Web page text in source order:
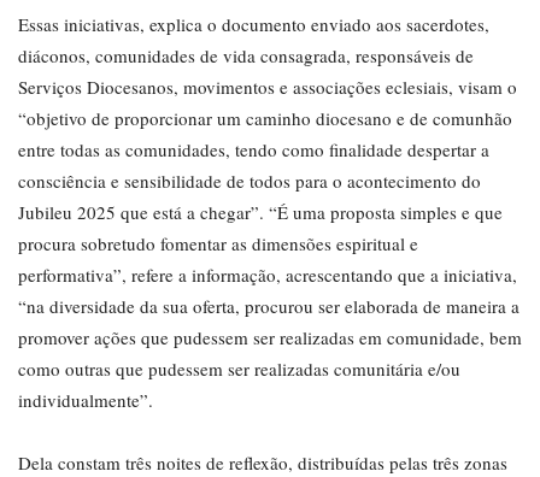
Essas iniciativas, explica o documento enviado aos sacerdotes,
diáconos, comunidades de vida consagrada, responsáveis de
Serviços Diocesanos, movimentos e associações eclesiais, visam o
“objetivo de proporcionar um caminho diocesano e de comunhão
entre todas as comunidades, tendo como finalidade despertar a
consciência e sensibilidade de todos para o acontecimento do
Jubileu 2025 que está a chegar”. “É uma proposta simples e que
procura sobretudo fomentar as dimensões espiritual e
performativa”, refere a informação, acrescentando que a iniciativa,
“na diversidade da sua oferta, procurou ser elaborada de maneira a
promover ações que pudessem ser realizadas em comunidade, bem
como outras que pudessem ser realizadas comunitária e/ou
individualmente”.
Dela constam três noites de reflexão, distribuídas pelas três zonas